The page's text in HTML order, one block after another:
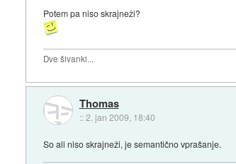
Potem pa niso skrajneži?
Dve šivanki...
Thomas
::2. jan 2009, 18:40
So ali niso skrajneži, je semantično vprašanje.